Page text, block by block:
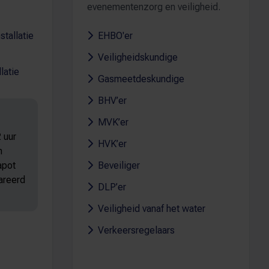
uur
evenementenzorg en veiligheid.
EHBO'er
Veiligheidskundige
Gasmeetdeskundige
BHV’er
MVK’er
HVK’er
Beveiliger
DLP’er
Veiligheid vanaf het water
Verkeersregelaars